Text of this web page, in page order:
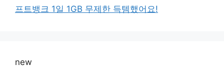
프트뱅크 1일 1GB 무제한 득템했어요!
new